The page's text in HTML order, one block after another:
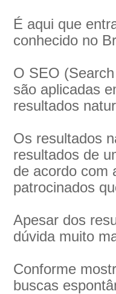
É aqui que
conhecido no
O SEO
são aplicadas
resultados
Os resultados
resultados de
de acordo com
patrocinados
Apesar dos
dúvida muito
Conforme
buscas